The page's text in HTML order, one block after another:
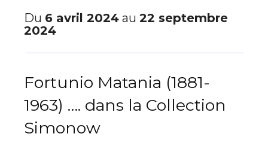
Du 6 avril 2024 au 22 septembre
2024
Fortunio Matania (1881-
1963) …. dans la Collection
Simonow